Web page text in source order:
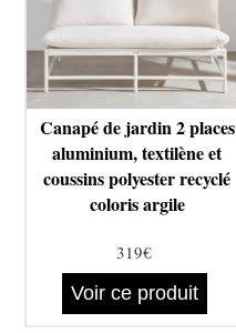
Canapé de jardin 2 places
aluminium, textilène et
coussins polyester recyclé
coloris argile
319€
Voir ce produit